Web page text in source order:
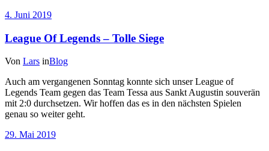
4. Juni 2019
League Of Legends – Tolle Siege
Von Lars inBlog
Auch am vergangenen Sonntag konnte sich unser League of
Legends Team gegen das Team Tessa aus Sankt Augustin souverän
mit 2:0 durchsetzen. Wir hoffen das es in den nächsten Spielen
genau so weiter geht.
29. Mai 2019